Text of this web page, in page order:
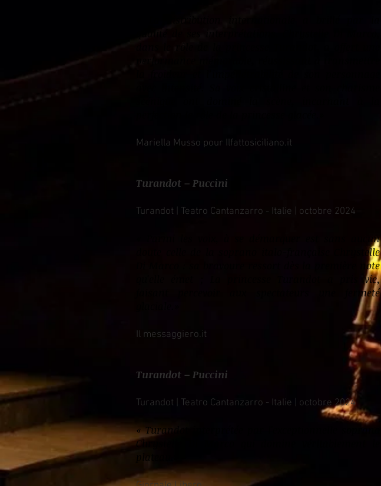
Mariella Musso pour Ilfattosiciliano.it
Turandot – Puccini
Turandot | Teatro Cantanzarro - Italie | octobre 2024
Parmi les voix, à se démarquer est sans aucun
doute celle de la soprano italo-française Chrystelle
Di Marco : sa bravoure ressort dès la première note
qu'elle émet ; La princesse Turandot a pris vie,
faisant percevoir aux spectateurs une fermeté
Il messaggiero.it
Turandot – Puccini
Turandot | Teatro Cantanzarro - Italie | octobre 2024
«Turandot interprétée par l'exceptionnelle soprano
Chrystelle Di Marco qui domine véritablement le